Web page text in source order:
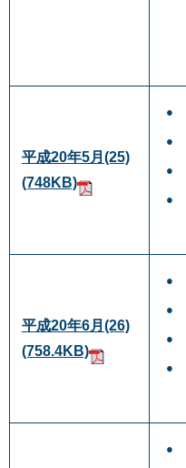
平成20年5月(25)
(748KB)
平成20年6月(26)
(758.4KB)